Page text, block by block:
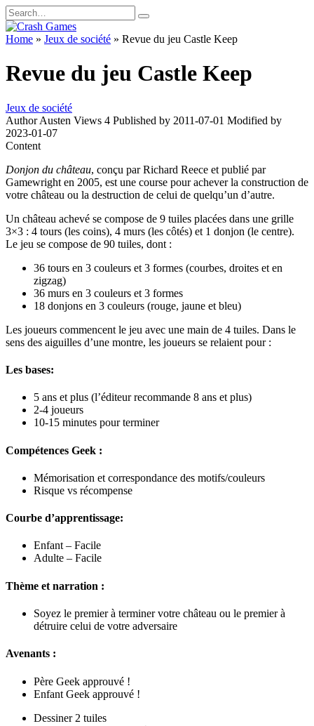
Skip
to
content
Search
for:
Home » Jeux de société » Revue du jeu Castle Keep
Revue du jeu Castle Keep
Jeux de société
Author Austen Views 4 Published by 2011-07-01 Modified by
2023-01-07
Content
Donjon du château, conçu par Richard Reece et publié par
Gamewright en 2005, est une course pour achever la construction de
votre château ou la destruction de celui de quelqu’un d’autre.
Un château achevé se compose de 9 tuiles placées dans une grille
3×3 : 4 tours (les coins), 4 murs (les côtés) et 1 donjon (le centre).
Le jeu se compose de 90 tuiles, dont :
36 tours en 3 couleurs et 3 formes (courbes, droites et en
zigzag)
36 murs en 3 couleurs et 3 formes
18 donjons en 3 couleurs (rouge, jaune et bleu)
Les joueurs commencent le jeu avec une main de 4 tuiles. Dans le
sens des aiguilles d’une montre, les joueurs se relaient pour :
Les bases:
5 ans et plus (l’éditeur recommande 8 ans et plus)
2-4 joueurs
10-15 minutes pour terminer
Compétences Geek :
Mémorisation et correspondance des motifs/couleurs
Risque vs récompense
Courbe d’apprentissage:
Enfant – Facile
Adulte – Facile
Thème et narration :
Soyez le premier à terminer votre château ou le premier à
détruire celui de votre adversaire
Avenants :
Père Geek approuvé !
Enfant Geek approuvé !
Dessiner 2 tuiles